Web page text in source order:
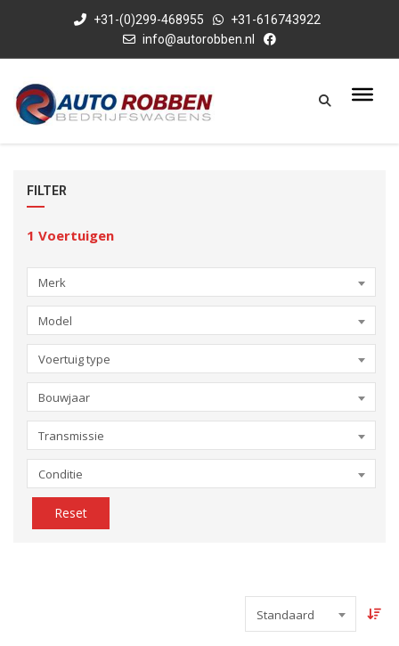
+31-(0)299-468955
+31-616743922
info@autorobben.nl
FILTER
1 Voertuigen
Merk
Model
Voertuig type
Bouwjaar
Transmissie
Conditie
Reset
Standaard